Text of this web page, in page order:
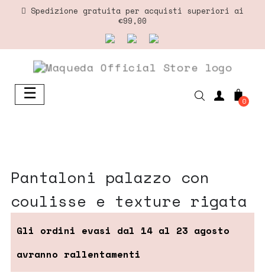
Spedizione gratuita per acquisti superiori ai
€99,00
navigazione
Toggle
☰ 0
pantaloni palazzo con
coulisse e texture rigata